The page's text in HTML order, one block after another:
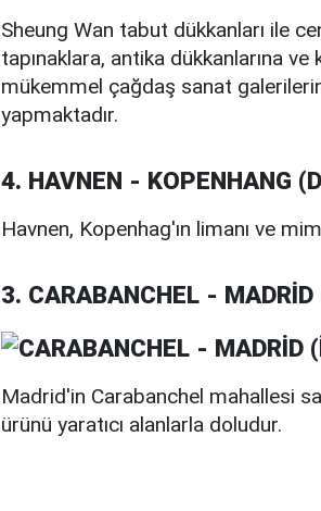
Sheung Wan tabut dükkanları ile
tapınaklara, antika dükkanlarına ve
mükemmel çağdaş sanat
yapmaktadır.
4. HAVNEN - KOPENHANG
Havnen, Kopenhag'ın limanı ve
3. CARABANCHEL - MADRİD
Madrid'in Carabanchel mahallesi
ürünü yaratıcı alanlarla doludur.